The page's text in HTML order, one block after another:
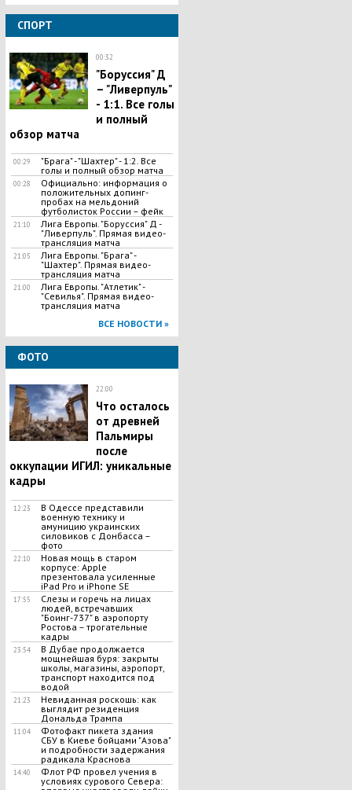
СПОРТ
00:32
"​Боруссия" Д
– "Ливерпуль"
- 1:1. Все голы
и полный
обзор матча
00:29
"Брага" - "Шахтер" - 1:2. Все
голы и полный обзор матча
00:28
Официально: информация о
положительных допинг-
пробах на мельдоний
футболисток России – фейк
21:10
Лига Европы. "Боруссия" Д -
"Ливерпуль". Прямая видео-
трансляция матча
21:05
Лига Европы. "Брага" -
"Шахтер". Прямая видео-
трансляция матча
21:00
Лига Европы. "Атлетик" -
"Севилья". Прямая видео-
трансляция матча
ВСЕ НОВОСТИ »
ФОТО
22:00
Что осталось
от древней
Пальмиры
после
оккупации ИГИЛ: уникальные
кадры
12:23
В Одессе представили
военную технику и
амуницию украинских
силовиков с Донбасса –
фото
22:10
Новая мощь в старом
корпусе: Apple
презентовала усиленные
iPad Pro и iPhone SE
17:55
Слезы и горечь на лицах
людей, встречавших
"Боинг-737" в аэропорту
Ростова – трогательные
кадры
23:54
В Дубае продолжается
мощнейшая буря: закрыты
школы, магазины, аэропорт,
транспорт находится под
водой
21:23
Невиданная роскошь: как
выглядит резиденция
Дональда Трампа
11:04
Фотофакт пикета здания
СБУ в Киеве бойцами "Азова"
и подробности задержания
радикала Краснова
14:40
Флот РФ провел учения в
условиях сурового Севера: